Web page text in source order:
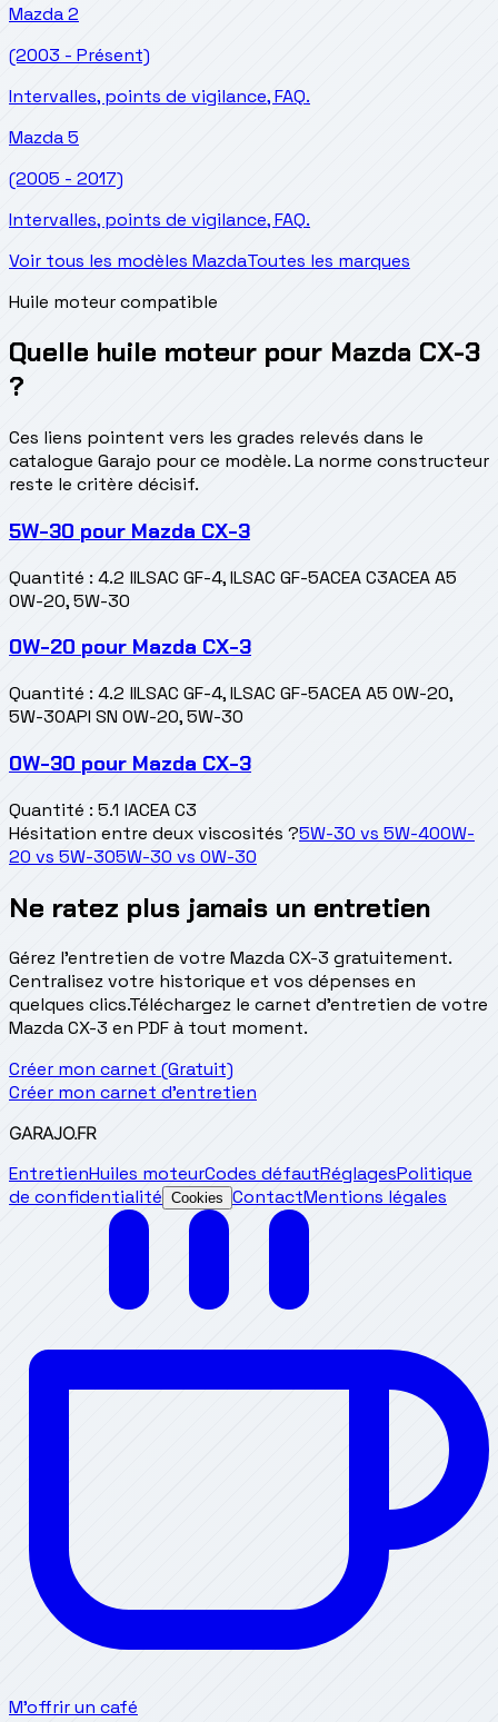
Mazda2
(2003 - Présent)
Intervalles, points de vigilance, FAQ.
Mazda5
(2005 - 2017)
Intervalles, points de vigilance, FAQ.
Voir tous les modèles MazdaToutes les marques
Huile moteur compatible
Quelle huile moteur pour Mazda CX-3
?
Ces liens pointent vers les grades relevés dans le
catalogue Garajo pour ce modèle. La norme constructeur
reste le critère décisif.
5W-30 pour Mazda CX-3
Quantité : 4.2 lILSAC GF-4, ILSAC GF-5ACEA C3ACEA A5
0W-20, 5W-30
0W-20 pour Mazda CX-3
Quantité : 4.2 lILSAC GF-4, ILSAC GF-5ACEA A5 0W-20,
5W-30API SN 0W-20, 5W-30
0W-30 pour Mazda CX-3
Quantité : 5.1 lACEA C3
Hésitation entre deux viscosités ?5W-30 vs 5W-400W-
20 vs 5W-305W-30 vs 0W-30
Ne ratez plus jamais un entretien
Gérez l'entretien de votre Mazda CX-3 gratuitement.
Centralisez votre historique et vos dépenses en
quelques clics.Téléchargez le carnet d'entretien de votre
Mazda CX-3 en PDF à tout moment.
Créer mon carnet (Gratuit)
Créer mon carnet d'entretien
GARAJO.FR
EntretienHuiles moteurCodes défautRéglagesPolitique
de confidentialité Cookies ContactMentions légales
M'offrir un café